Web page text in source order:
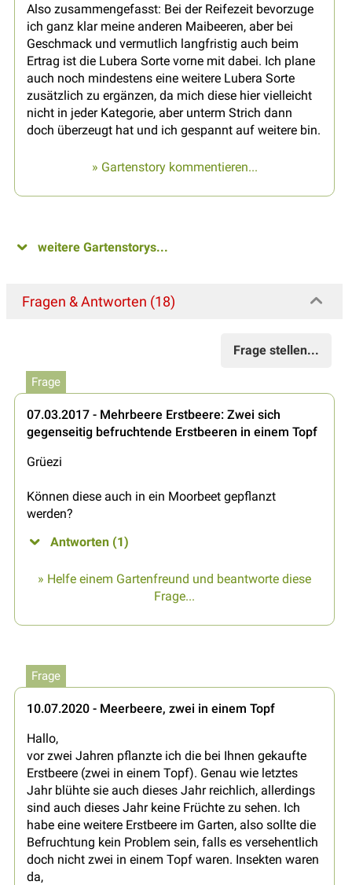
Also zusammengefasst: Bei der Reifezeit bevorzuge
ich ganz klar meine anderen Maibeeren, aber bei
Geschmack und vermutlich langfristig auch beim
Ertrag ist die Lubera Sorte vorne mit dabei. Ich plane
auch noch mindestens eine weitere Lubera Sorte
zusätzlich zu ergänzen, da mich diese hier vielleicht
nicht in jeder Kategorie, aber unterm Strich dann
doch überzeugt hat und ich gespannt auf weitere bin.
» Gartenstory kommentieren...
weitere Gartenstorys...
Fragen & Antworten (18)
Frage stellen...
Frage
07.03.2017 - Mehrbeere Erstbeere: Zwei sich
gegenseitig befruchtende Erstbeeren in einem Topf
Grüezi
Können diese auch in ein Moorbeet gepflanzt
werden?
Antworten (1)
» Helfe einem Gartenfreund und beantworte diese
Frage...
Frage
10.07.2020 - Meerbeere, zwei in einem Topf
Hallo,
vor zwei Jahren pflanzte ich die bei Ihnen gekaufte
Erstbeere (zwei in einem Topf). Genau wie letztes
Jahr blühte sie auch dieses Jahr reichlich, allerdings
sind auch dieses Jahr keine Früchte zu sehen. Ich
habe eine weitere Erstbeere im Garten, also sollte die
Befruchtung kein Problem sein, falls es versehentlich
doch nicht zwei in einem Topf waren. Insekten waren
da,